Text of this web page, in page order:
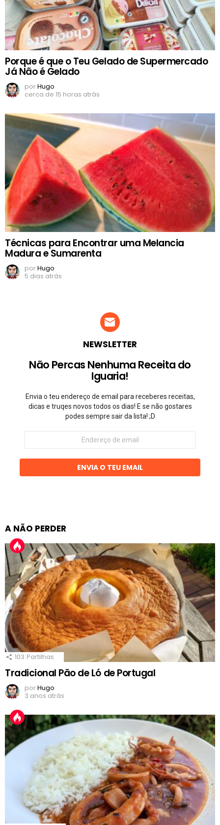
Porque é que o Teu Gelado de Supermercado
Já Não é Gelado
porHugo
cerca de 15 horas atrás
Técnicas para Encontrar uma Melancia
Madura e Sumarenta
porHugo
5 dias atrás
NEWSLETTER
Não Percas Nenhuma Receita do
Iguaria!
Envia o teu endereço de email para receberes receitas,
dicas e truqes novos todos os dias! E se não gostares
podes sempre sair da lista! ;D
Endereço
email
ENVIA O TEU EMAIL
A NÃO PERDER
103 Partilhas
Tradicional Pão de Ló de Portugal
porHugo
3 anos atrás